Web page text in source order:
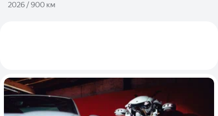
2026 / 900 км